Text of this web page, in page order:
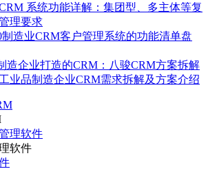
系统功能详解：集团型、多主体等复
理要求
制造业CRM客户管理系统的功能清单盘
造企业打造的CRM：八骏CRM方案拆解
业品制造企业CRM需求拆解及方案介绍
软件